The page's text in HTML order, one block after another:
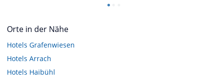
Orte in der Nähe
Hotels Grafenwiesen
Hotels Arrach
Hotels Haibühl